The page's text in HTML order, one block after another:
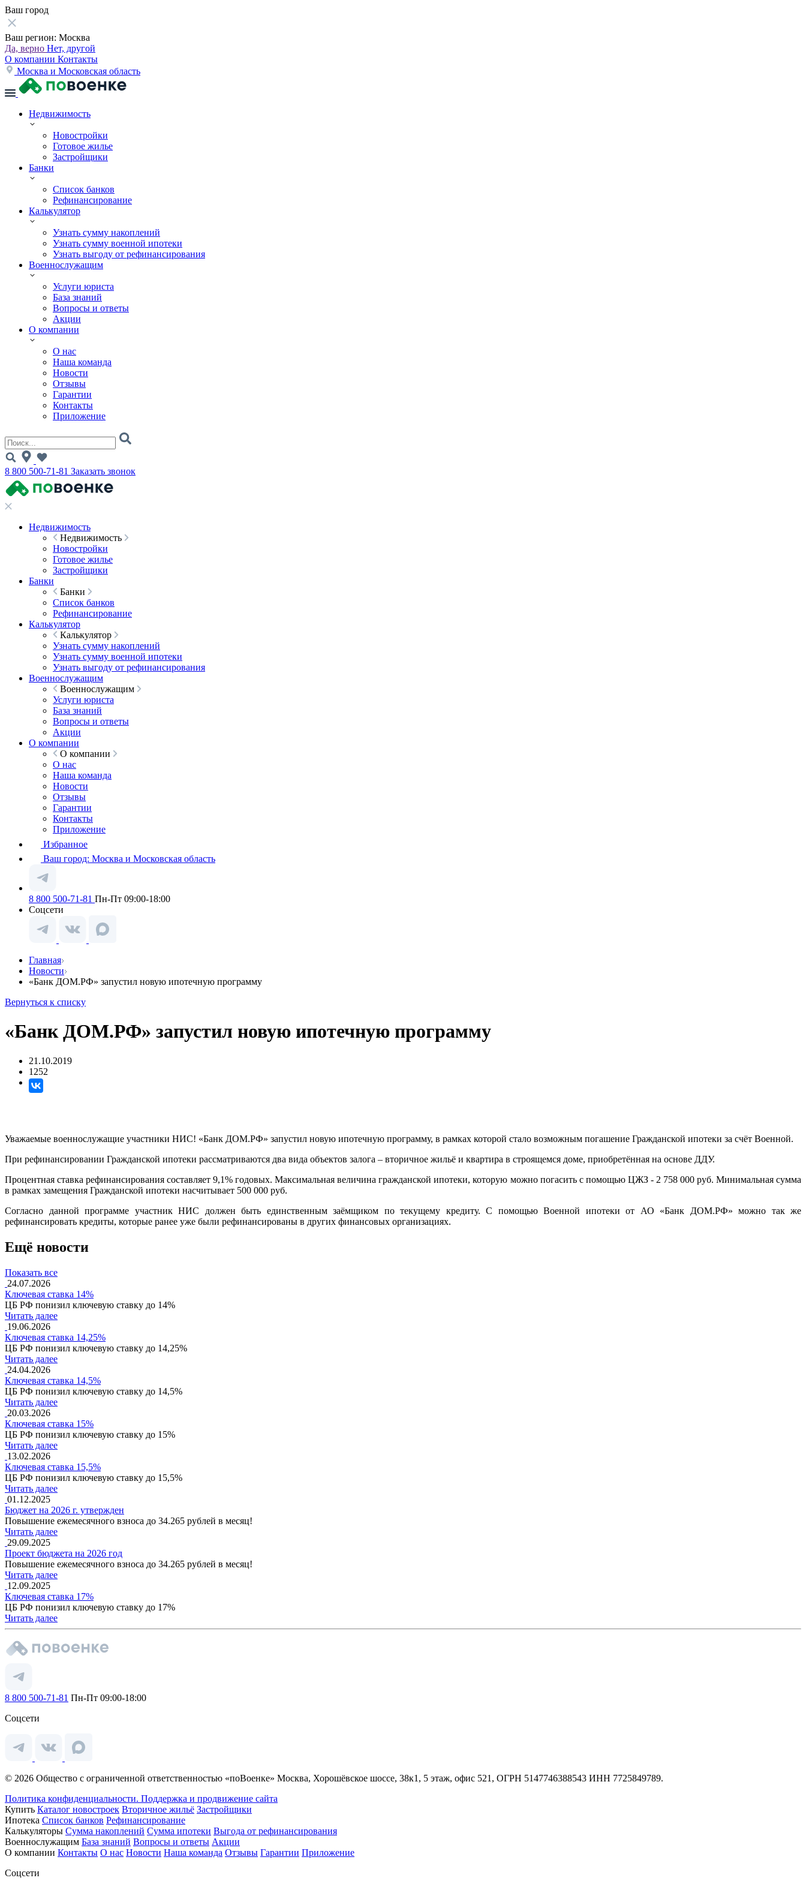
Ваш город
Ваш регион: Москва
Да, верно Нет, другой
О компании Контакты
Москва и Московская область
Недвижимость
Новостройки
Готовое жилье
Застройщики
Банки
Список банков
Рефинансирование
Калькулятор
Узнать сумму накоплений
Узнать сумму военной ипотеки
Узнать выгоду от рефинансирования
Военнослужащим
Услуги юриста
База знаний
Вопросы и ответы
Акции
О компании
О нас
Наша команда
Новости
Отзывы
Гарантии
Контакты
Приложение
8 800 500-71-81 Заказать звонок
Недвижимость
Недвижимость
Новостройки
Готовое жилье
Застройщики
Банки
Банки
Список банков
Рефинансирование
Калькулятор
Калькулятор
Узнать сумму накоплений
Узнать сумму военной ипотеки
Узнать выгоду от рефинансирования
Военнослужащим
Военнослужащим
Услуги юриста
База знаний
Вопросы и ответы
Акции
О компании
О компании
О нас
Наша команда
Новости
Отзывы
Гарантии
Контакты
Приложение
Избранное
Ваш город: Москва и Московская область
8 800 500-71-81 Пн-Пт 09:00-18:00
Соцсети
Главная
Новости
«Банк ДОМ.РФ» запустил новую ипотечную программу
Вернуться к списку
«Банк ДОМ.РФ» запустил новую ипотечную программу
21.10.2019
1252
Уважаемые военнослужащие участники НИС! «Банк ДОМ.РФ» запустил новую ипотечную программу, в рамках которой стало возможным погашение Гражданской ипотеки за счёт Военной.
При рефинансировании Гражданской ипотеки рассматриваются два вида объектов залога – вторичное жильё и квартира в строящемся доме, приобретённая на основе ДДУ.
Процентная ставка рефинансирования составляет 9,1% годовых. Максимальная величина гражданской ипотеки, которую можно погасить с помощью ЦЖЗ - 2 758 000 руб. Минимальная сумма
в рамках замещения Гражданской ипотеки насчитывает 500 000 руб.
Согласно данной программе участник НИС должен быть единственным заёмщиком по текущему кредиту. С помощью Военной ипотеки от АО «Банк ДОМ.РФ» можно так же
рефинансировать кредиты, которые ранее уже были рефинансированы в других финансовых организациях.
Ещё новости
Показать все
24.07.2026
Ключевая ставка 14%
ЦБ РФ понизил ключевую ставку до 14%
Читать далее
19.06.2026
Ключевая ставка 14,25%
ЦБ РФ понизил ключевую ставку до 14,25%
Читать далее
24.04.2026
Ключевая ставка 14,5%
ЦБ РФ понизил ключевую ставку до 14,5%
Читать далее
20.03.2026
Ключевая ставка 15%
ЦБ РФ понизил ключевую ставку до 15%
Читать далее
13.02.2026
Ключевая ставка 15,5%
ЦБ РФ понизил ключевую ставку до 15,5%
Читать далее
01.12.2025
Бюджет на 2026 г. утвержден
Повышение ежемесячного взноса до 34.265 рублей в месяц!
Читать далее
29.09.2025
Проект бюджета на 2026 год
Повышение ежемесячного взноса до 34.265 рублей в месяц!
Читать далее
12.09.2025
Ключевая ставка 17%
ЦБ РФ понизил ключевую ставку до 17%
Читать далее
8 800 500-71-81 Пн-Пт 09:00-18:00
Соцсети
© 2026 Общество с ограниченной ответственностью «поВоенке» Москва, Хорошёвское шоссе, 38к1, 5 этаж, офис 521, ОГРН 5147746388543 ИНН 7725849789.
Политика конфиденциальности. Поддержка и продвижение сайта
Купить Каталог новостроек Вторичное жильё Застройщики
Ипотека Список банков Рефинансирование
Калькуляторы Сумма накоплений Сумма ипотеки Выгода от рефинансирования
Военнослужащим База знаний Вопросы и ответы Акции
О компании Контакты О нас Новости Наша команда Отзывы Гарантии Приложение
Соцсети